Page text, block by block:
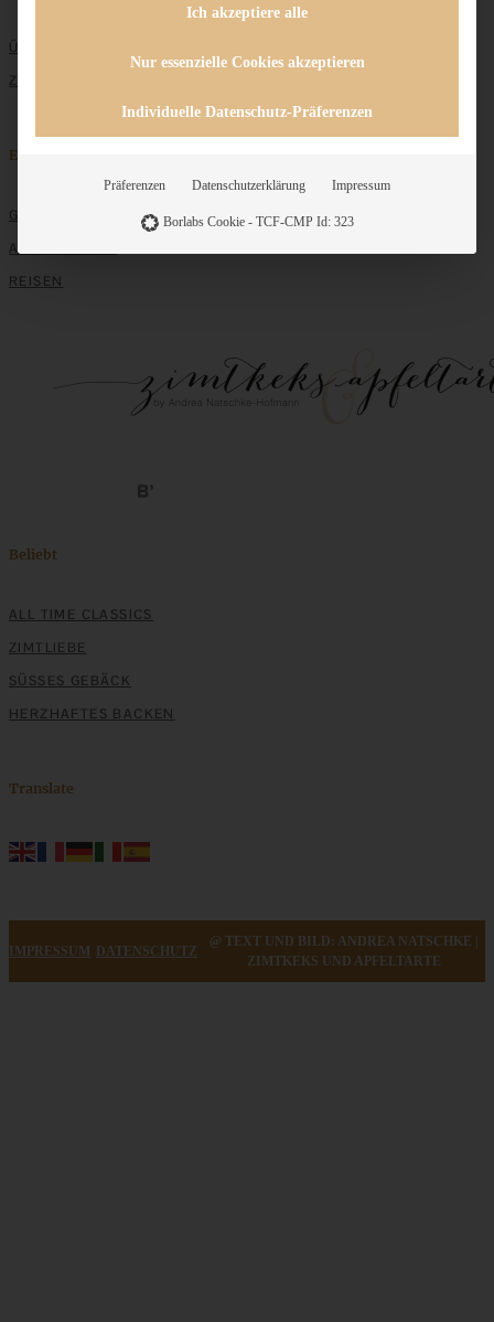
ÜBER MICH
ZUSAMMENARBEIT
Entdecken
GRUNDLAGEN
ALLE REZEPTE
REISEN
Beliebt
ALL TIME CLASSICS
ZIMTLIEBE
SÜSSES GEBÄCK
HERZHAFTES BACKEN
Translate
IMPRESSUM DATENSCHUTZ
@ TEXT UND BILD: ANDREA NATSCHKE |
ZIMTKEKS UND APFELTARTE
Ich akzeptiere alle
Nur essenzielle Cookies akzeptieren
Individuelle Datenschutz-Präferenzen
Präferenzen Datenschutzerklärung Impressum
Borlabs Cookie - TCF-CMP Id: 323